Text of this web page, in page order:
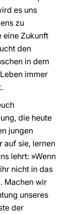
es uns
zu
eine Zukunft
den
in dem
immer
die heute
jungen
auf sie, lernen
lehrt: »Wenn
nicht in das
Machen wir
unseres
der